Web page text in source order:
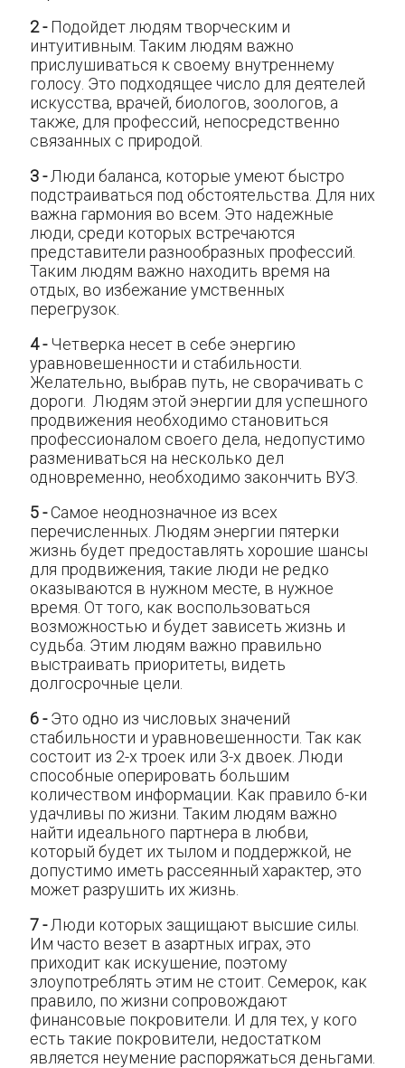
2 -Подойдет людям творческим и
интуитивным. Таким людям важно
прислушиваться к своему внутреннему
голосу. Это подходящее число для деятелей
искусства, врачей, биологов, зоологов, а
также, для профессий, непосредственно
связанных с природой.
3 -Люди баланса, которые умеют быстро
подстраиваться под обстоятельства. Для них
важна гармония во всем. Это надежные
люди, среди которых встречаются
представители разнообразных профессий.
Таким людям важно находить время на
отдых, во избежание умственных
перегрузок.
4 -Четверка несет в себе энергию
уравновешенности и стабильности.
Желательно, выбрав путь, не сворачивать с
дороги. Людям этой энергии для успешного
продвижения необходимо становиться
профессионалом своего дела, недопустимо
размениваться на несколько дел
одновременно, необходимо закончить ВУЗ.
5 -Самое неоднозначное из всех
перечисленных. Людям энергии пятерки
жизнь будет предоставлять хорошие шансы
для продвижения, такие люди не редко
оказываются в нужном месте, в нужное
время. От того, как воспользоваться
возможностью и будет зависеть жизнь и
судьба. Этим людям важно правильно
выстраивать приоритеты, видеть
долгосрочные цели.
6 -Это одно из числовых значений
стабильности и уравновешенности. Так как
состоит из 2-х троек или 3-х двоек. Люди
способные оперировать большим
количеством информации. Как правило 6-ки
удачливы по жизни. Таким людям важно
найти идеального партнера в любви,
который будет их тылом и поддержкой, не
допустимо иметь рассеянный характер, это
может разрушить их жизнь.
7 -Люди которых защищают высшие силы.
Им часто везет в азартных играх, это
приходит как искушение, поэтому
злоупотреблять этим не стоит. Семерок, как
правило, по жизни сопровождают
финансовые покровители. И для тех, у кого
есть такие покровители, недостатком
является неумение распоряжаться деньгами.